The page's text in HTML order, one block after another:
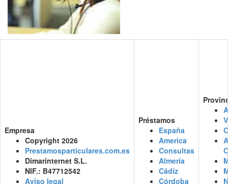
Empresa
Copyright 2026
Prestamosparticulares.com.es
Dimarinternet S.L.
NIF.: B47712542
Aviso legal
Préstamos
España
America
Consultas
Almería
Cádiz
Córdoba
A